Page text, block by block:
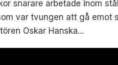
snarare arbetade inom
var tvungen att gå emot
Oskar Hanska...